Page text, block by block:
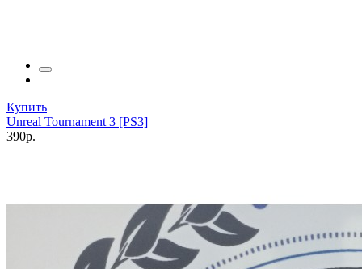
Купить
Unreal Tournament 3 [PS3]
390р.